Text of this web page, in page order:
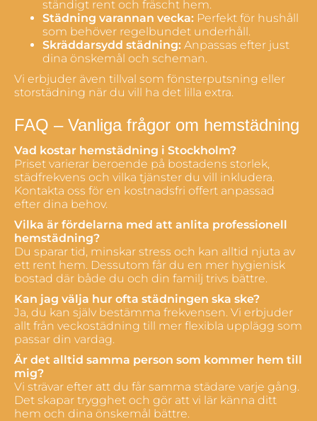
ständigt rent och fräscht hem.
Städning varannan vecka: Perfekt för hushåll
som behöver regelbundet underhåll.
Skräddarsydd städning: Anpassas efter just
dina önskemål och scheman.
Vi erbjuder även tillval som fönsterputsning eller
storstädning när du vill ha det lilla extra.
FAQ – Vanliga frågor om hemstädning
Vad kostar hemstädning i Stockholm?
Priset varierar beroende på bostadens storlek,
städfrekvens och vilka tjänster du vill inkludera.
Kontakta oss för en kostnadsfri offert anpassad
efter dina behov.
Vilka är fördelarna med att anlita professionell
hemstädning?
Du sparar tid, minskar stress och kan alltid njuta av
ett rent hem. Dessutom får du en mer hygienisk
bostad där både du och din familj trivs bättre.
Kan jag välja hur ofta städningen ska ske?
Ja, du kan själv bestämma frekvensen. Vi erbjuder
allt från veckostädning till mer flexibla upplägg som
passar din vardag.
Är det alltid samma person som kommer hem till
mig?
Vi strävar efter att du får samma städare varje gång.
Det skapar trygghet och gör att vi lär känna ditt
hem och dina önskemål bättre.